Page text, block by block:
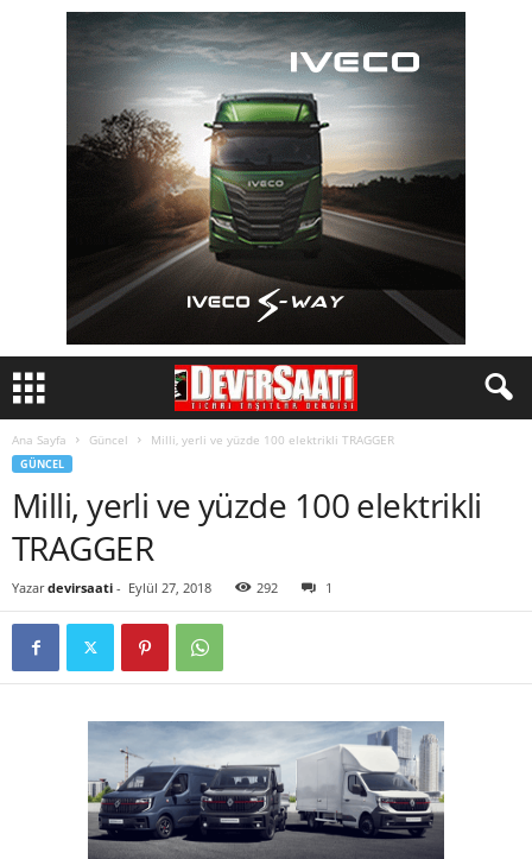
Ana Sayfa Güncel Milli, yerli ve yüzde 100 elektrikli TRAGGER
GÜNCEL
Milli, yerli ve yüzde 100 elektrikli
TRAGGER
Yazar devirsaati - Eylül 27, 2018 292 1